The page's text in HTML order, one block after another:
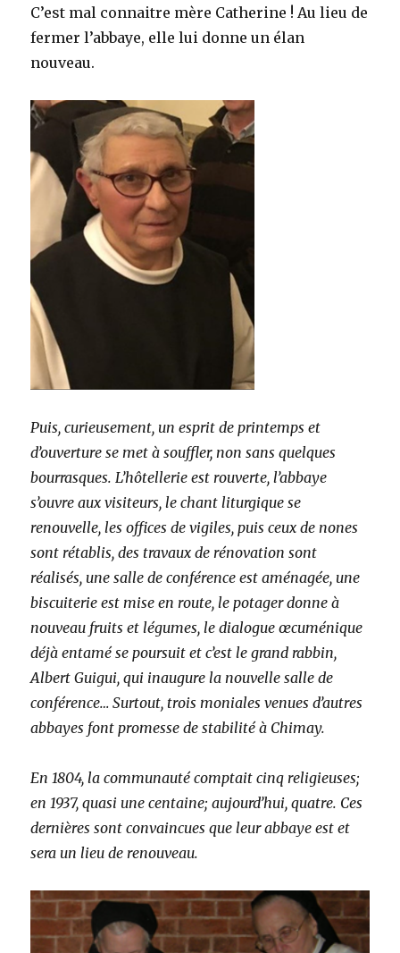
C’est mal connaitre mère Catherine ! Au lieu de
fermer l’abbaye, elle lui donne un élan
nouveau.
Puis, curieusement, un esprit de printemps et
d’ouverture se met à souffler, non sans quelques
bourrasques. L’hôtellerie est rouverte, l’abbaye
s’ouvre aux visiteurs, le chant liturgique se
renouvelle, les offices de vigiles, puis ceux de nones
sont rétablis, des travaux de rénovation sont
réalisés, une salle de conférence est aménagée, une
biscuiterie est mise en route, le potager donne à
nouveau fruits et légumes, le dialogue œcuménique
déjà entamé se poursuit et c’est le grand rabbin,
Albert Guigui, qui inaugure la nouvelle salle de
conférence… Surtout, trois moniales venues d’autres
abbayes font promesse de stabilité à Chimay.
En 1804, la communauté comptait cinq religieuses;
en 1937, quasi une centaine; aujourd’hui, quatre. Ces
dernières sont convaincues que leur abbaye est et
sera un lieu de renouveau.